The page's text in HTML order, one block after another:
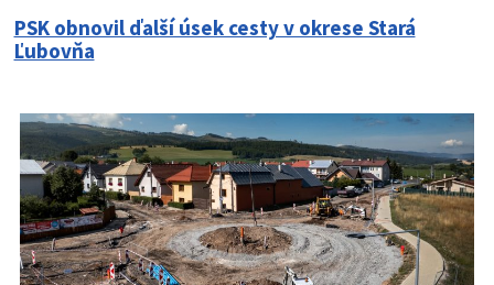
PSK obnovil ďalší úsek cesty v okrese Stará
Ľubovňa